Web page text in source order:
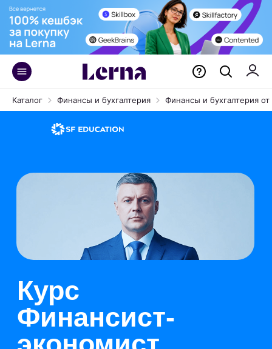
Каталог Финансы и бухгалтерия Финансы и бухгалтерия
Финансист-
экономист
и экономистов: на реальных кейсах
вы научитесь проводить оценку
компаний из разных отраслей
и на разных этапах развития,
а также эффективно управлять